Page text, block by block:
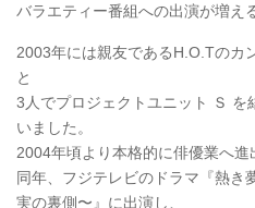
バラエティー番組への出演が増え
2003年には親友であるH.O.Tのカ
と
3人でプロジェクトユニット Ｓ を
いました。
2004年頃より本格的に俳優業へ進
同年、フジテレビのドラマ『熱き
実の裏側〜』に出演し、